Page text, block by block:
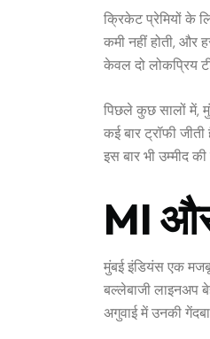
क्रिकेट प्रेमियों के
कमी नहीं होती, और
केवल दो लोकप्रिय
पिछले कुछ सालों में,
कई बार ट्रॉफी
इस बार भी उम्मीद
MI
मुंबई इंडियंस एक
बल्लेबाजी लाइनअप
अगुवाई में उनकी